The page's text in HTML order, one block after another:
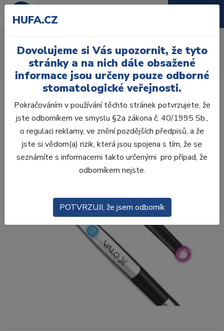
Úvod Ordinace Přístroje
Polymerační lampy
LED lampy
VALO X complete kit
Akce -10 %
HUFA.CZ
Dovolujeme si Vás upozornit, že tyto
stránky a na nich dále obsažené
informace jsou určeny pouze odborné
stomatologické veřejnosti.
Pokračováním v používání těchto stránek potvrzujete, že
jste odborníkem ve smyslu §2a zákona č. 40/1995 Sb.,
o regulaci reklamy, ve znění pozdějších předpisů, a že
jste si vědom(a) rizik, která jsou spojena s tím, že se
seznámíte s informacemi takto určenými pro případ, že
odborníkem nejste.
POTVRZUJI, že jsem odborník